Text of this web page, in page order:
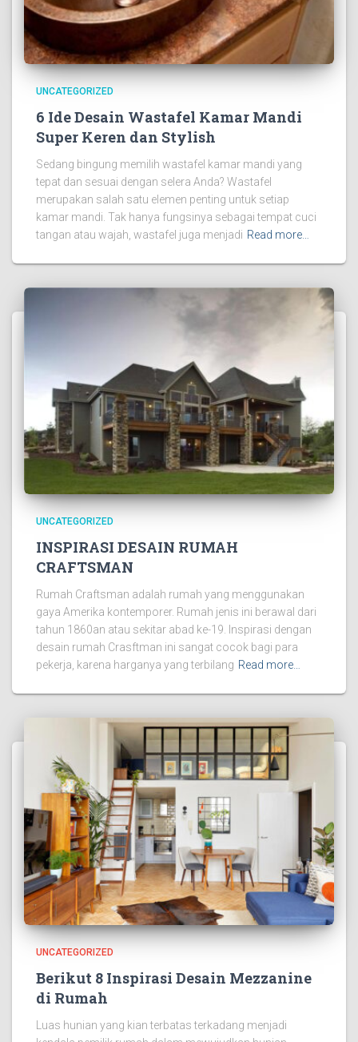
UNCATEGORIZED
6 Ide Desain Wastafel Kamar Mandi
Super Keren dan Stylish
Sedang bingung memilih wastafel kamar mandi yang
tepat dan sesuai dengan selera Anda? Wastafel
merupakan salah satu elemen penting untuk setiap
kamar mandi. Tak hanya fungsinya sebagai tempat cuci
tangan atau wajah, wastafel juga menjadi Read more…
UNCATEGORIZED
INSPIRASI DESAIN RUMAH
CRAFTSMAN
Rumah Craftsman adalah rumah yang menggunakan
gaya Amerika kontemporer. Rumah jenis ini berawal dari
tahun 1860an atau sekitar abad ke-19. Inspirasi dengan
desain rumah Crasftman ini sangat cocok bagi para
pekerja, karena harganya yang terbilang Read more…
UNCATEGORIZED
Berikut 8 Inspirasi Desain Mezzanine
di Rumah
Luas hunian yang kian terbatas terkadang menjadi